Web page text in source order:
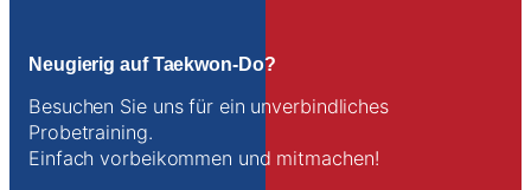
Neugierig auf Taekwon-Do?
Besuchen Sie uns für ein unverbindliches
Probetraining.
Einfach vorbeikommen und mitmachen!